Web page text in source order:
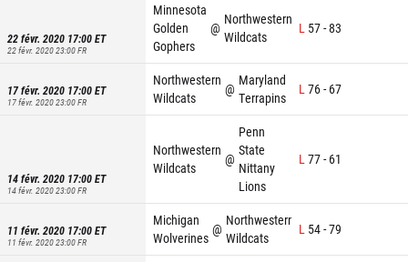
22 févr. 2020 17:00ET
22 févr. 2020 23:00FR
Minnesota
Golden
Gophers
@
Northwestern
Wildcats
L 57-83
17 févr. 2020 17:00ET
17 févr. 2020 23:00FR
Northwestern
Wildcats
@
Maryland
Terrapins
L76- 67
14 févr. 2020 17:00ET
14 févr. 2020 23:00FR
Northwestern
Wildcats
@
Penn
State
Nittany
Lions
L77- 61
11 févr. 2020 17:00ET
11 févr. 2020 23:00FR
Michigan
Wolverines
@
Northwestern
Wildcats
L 54-79